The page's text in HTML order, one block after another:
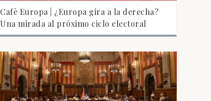
Cafè Europa | ¿Europa gira a la derecha?
Una mirada al próximo ciclo electoral